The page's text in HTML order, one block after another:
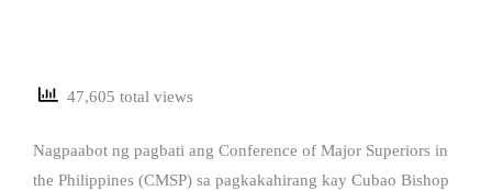
47,605 total views
Nagpaabot ng pagbati ang Conference of Major Superiors in
the Philippines (CMSP) sa pagkakahirang kay Cubao Bishop